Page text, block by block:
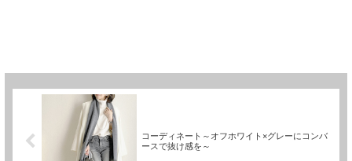
コーディネート～オフホワイト×グレーにコンバ
ースで抜け感を～